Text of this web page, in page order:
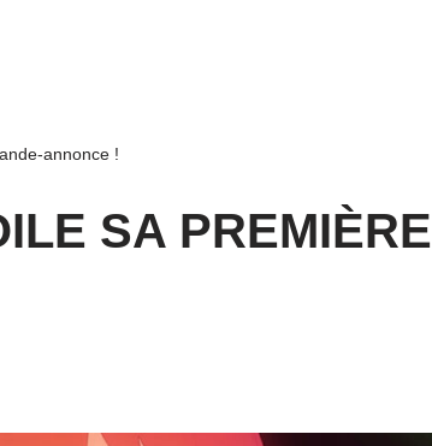
annonce !
SA PREMIÈRE